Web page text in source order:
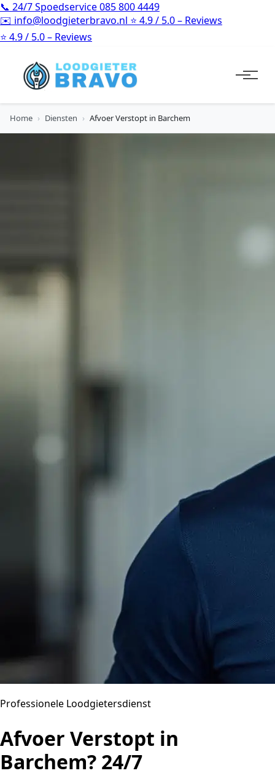
📞 24/7 Spoedservice085 800 4449
✉️ info@loodgieterbravo.nl ⭐ 4.9 / 5.0 – Reviews
⭐ 4.9 / 5.0 – Reviews
Home › Diensten › Afvoer Verstopt in Barchem
Professionele Loodgietersdienst
Afvoer Verstopt in
Barchem? 24/7